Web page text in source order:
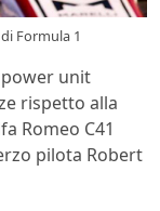
Formula 1
unit
rispetto alla
Romeo C41
pilota Robert